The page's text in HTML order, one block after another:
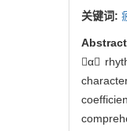
关键词:
α